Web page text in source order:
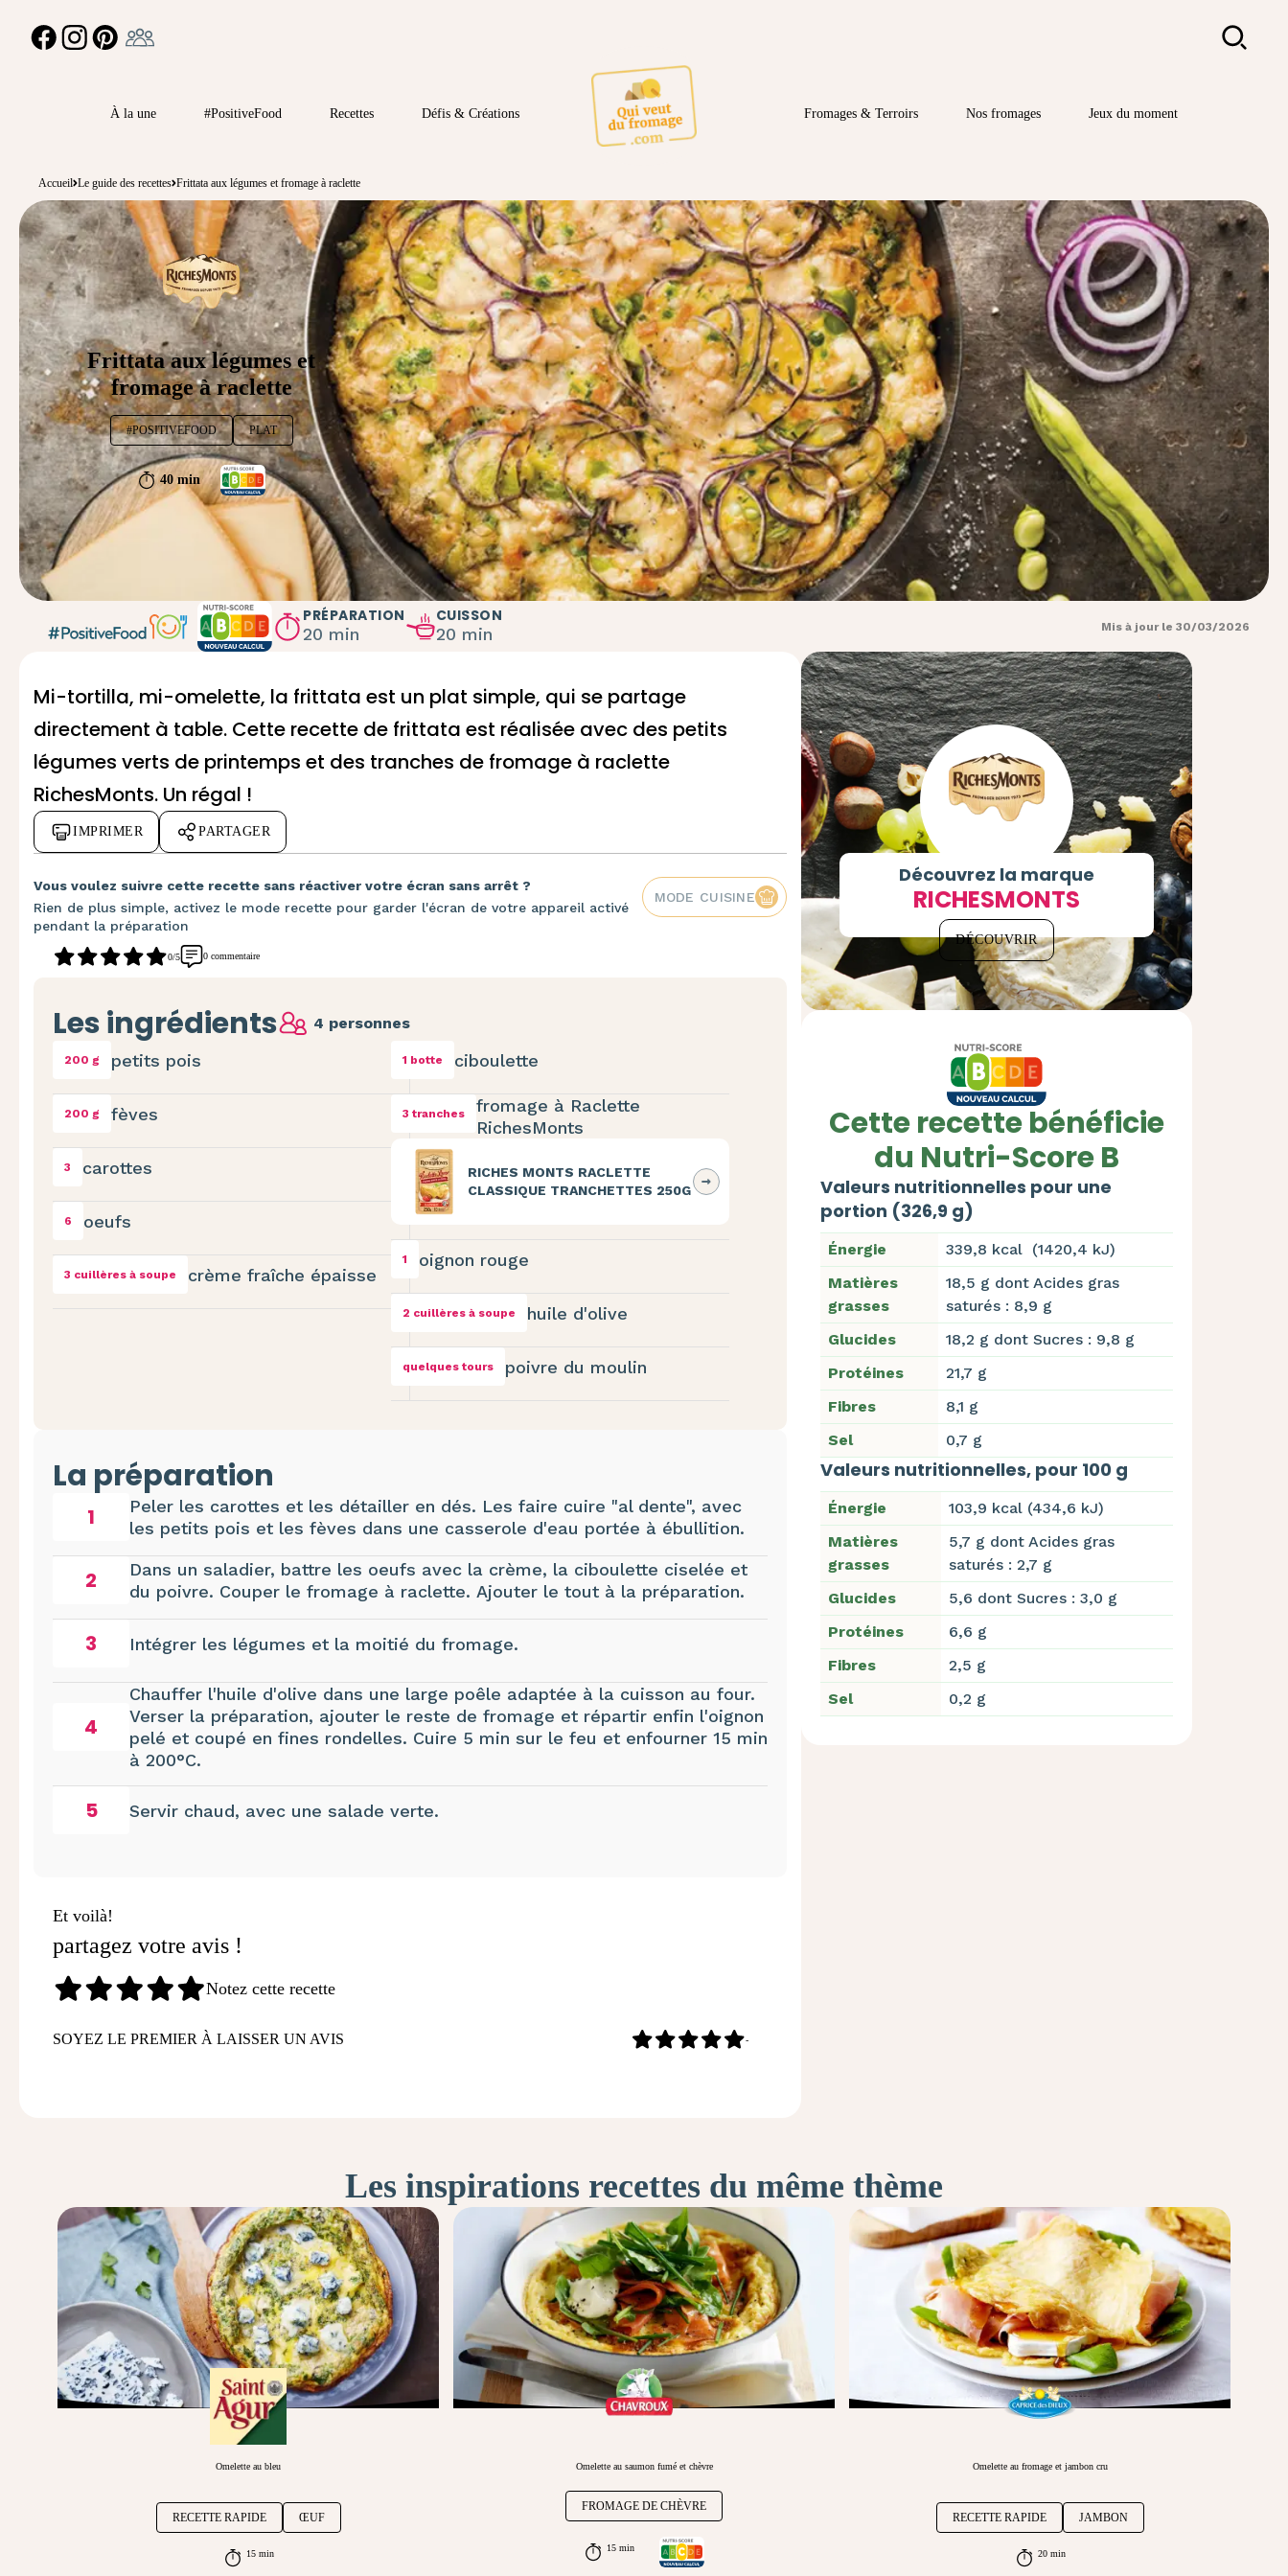
FACEBOOKINSTAGRAMPINTEREST Rechercher
À la une #PositiveFood Recettes Défis & Créations Fromages & Terroirs Nos fromages Jeux du moment
Accueil Le guide des recettes Frittata aux légumes et fromage à raclette
Frittata aux légumes et
fromage à raclette
#POSITIVEFOOD PLAT
40 min
PRÉPARATION
20 min
CUISSON
20 min Mis à jour le 30/03/2026
Mi-tortilla, mi-omelette, la frittata est un plat simple, qui se partage
directement à table. Cette recette de frittata est réalisée avec des petits
légumes verts de printemps et des tranches de fromage à raclette
RichesMonts. Un régal !
IMPRIMER PARTAGER
Vous voulez suivre cette recette sans réactiver votre écran sans arrêt ?
Rien de plus simple, activez le mode recette pour garder l'écran de votre appareil activé
pendant la préparation
MODE CUISINE
0/5 0 commentaire
Les ingrédients 4 personnes
200 g petits pois
200 g fèves
3 carottes
6 oeufs
3 cuillères à soupe crème fraîche épaisse
1 botte ciboulette
3 tranches
fromage à Raclette
RichesMonts
RICHES MONTS RACLETTE
CLASSIQUE TRANCHETTES 250G
1 oignon rouge
2 cuillères à soupe huile d'olive
quelques tours poivre du moulin
La préparation
1
Peler les carottes et les détailler en dés. Les faire cuire "al dente", avec
les petits pois et les fèves dans une casserole d'eau portée à ébullition.
2
Dans un saladier, battre les oeufs avec la crème, la ciboulette ciselée et
du poivre. Couper le fromage à raclette. Ajouter le tout à la préparation.
3 Intégrer les légumes et la moitié du fromage.
4
Chauffer l'huile d'olive dans une large poêle adaptée à la cuisson au four.
Verser la préparation, ajouter le reste de fromage et répartir enfin l'oignon
pelé et coupé en fines rondelles. Cuire 5 min sur le feu et enfourner 15 min
à 200°C.
5 Servir chaud, avec une salade verte.
Et voilà!
partagez votre avis !
Notez cette recette
SOYEZ LE PREMIER À LAISSER UN AVIS -
Découvrez la marque
RICHESMONTS
DÉCOUVRIR
Cette recette bénéficie
du Nutri-Score B
Valeurs nutritionnelles pour une
portion (326,9 g)
Énergie
339,8 kcal (1420,4 kJ)
Matières
grasses
18,5 g dont Acides gras
saturés : 8,9 g
Glucides
18,2 g dont Sucres : 9,8 g
Protéines
21,7 g
Fibres
8,1 g
Sel
0,7 g
Valeurs nutritionnelles, pour 100 g
Énergie
103,9 kcal (434,6 kJ)
Matières
grasses
5,7 g dont Acides gras
saturés : 2,7 g
Glucides
5,6 dont Sucres : 3,0 g
Protéines
6,6 g
Fibres
2,5 g
Sel
0,2 g
Les inspirations recettes du même thème
Omelette au bleu
RECETTE RAPIDE ŒUF
15 min
Omelette au saumon fumé et chèvre
FROMAGE DE CHÈVRE
15 min
Omelette au fromage et jambon cru
RECETTE RAPIDE JAMBON
20 min